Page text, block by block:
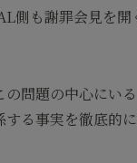
側も謝罪会見を
問題の中心にいる
する事実を徹底的